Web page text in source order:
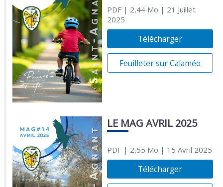
PDF| 2,44 Mo | 21 Juillet
2025
Télécharger
Feuilleter sur Calaméo
LE MAG AVRIL 2025
PDF| 2,55 Mo | 15 Avril 2025
Télécharger